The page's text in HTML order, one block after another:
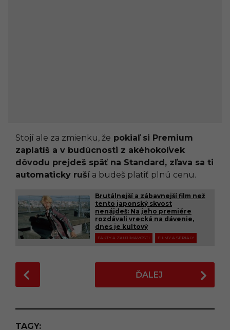
Stojí ale za zmienku, že pokiaľ si Premium
zaplatíš a v budúcnosti z akéhokoľvek
dôvodu prejdeš späť na Standard, zľava sa ti
automaticky ruší a budeš platiť plnú cenu.
Brutálnejší a zábavnejší film než
tento japonský skvost
nenájdeš: Na jeho premiére
rozdávali vrecká na dávenie,
dnes je kultový
FAKTY A ZAUJÍMAVOSTI FILMY A SERIÁLY
o
t
P
ĎALEJ
TAGY: